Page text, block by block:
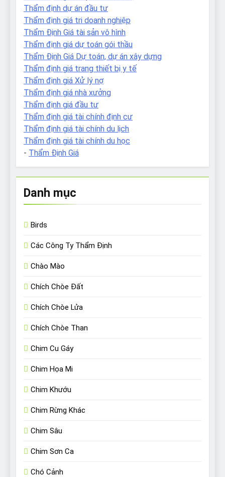
Thẩm định dự án đầu tư
Thẩm định giá tri doanh nghiệp
Thẩm Định Giá tài sản vô hình
Thẩm định giá dự toán gói thầu
Thẩm Định Giá Dự toán, dự án xây dựng
Thẩm định giá trang thiết bị y tế
Thẩm định giá Xử lý nợ
Thẩm định giá nhà xưởng
Thẩm định giá đầu tư
Thẩm định giá tài chính định cư
Thẩm định giá tài chính du lịch
Thẩm định giá tài chính du học
- Thẩm Định Giá
Danh mục
Birds
Các Công Ty Thẩm Định
Chào Mào
Chích Chòe Đất
Chích Chòe Lửa
Chích Chòe Than
Chim Cu Gáy
Chim Họa Mi
Chim Khướu
Chim Rừng Khác
Chim Sâu
Chim Sơn Ca
Chó Cảnh